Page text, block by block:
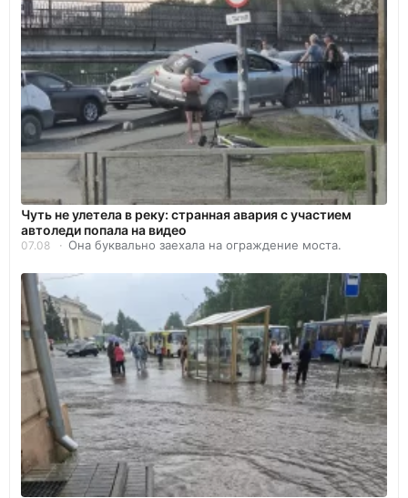
Чуть не улетела в реку: странная авария с участием
автоледи попала на видео
07.08 Она буквально заехала на ограждение моста.